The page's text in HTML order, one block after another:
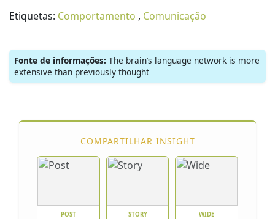
Etiquetas: Comportamento , Comunicação
Fonte de informações: The brain’s language network is more
extensive than previously thought
COMPARTILHAR INSIGHT
POST STORY WIDE